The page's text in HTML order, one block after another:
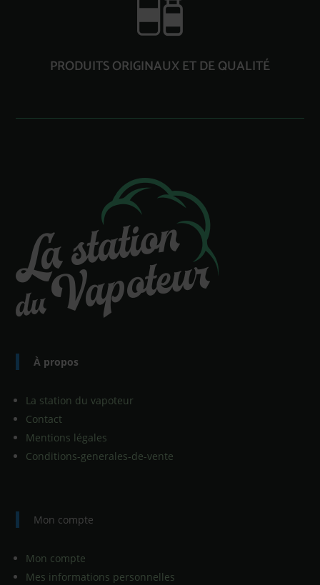
PRODUITS ORIGINAUX ET DE QUALITÉ
À propos
La station du vapoteur
Contact
Mentions légales
Conditions-generales-de-vente
Mon compte
Mon compte
Mes informations personnelles